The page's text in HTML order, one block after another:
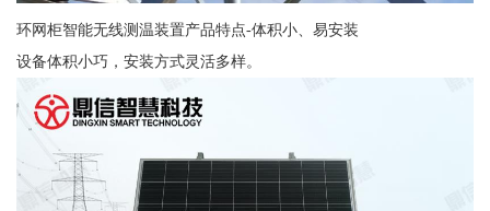
环网柜智能无线测温装置产品特点-体积小、易安装
设备体积小巧，安装方式灵活多样。